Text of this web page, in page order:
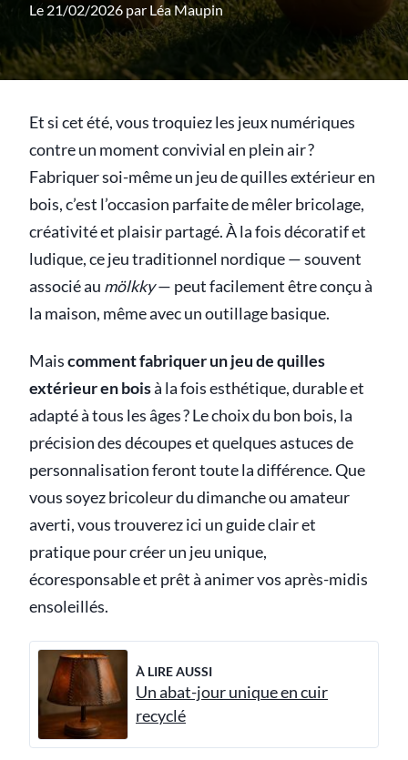
Le 21/02/2026 par Léa Maupin
Et si cet été, vous troquiez les jeux numériques
contre un moment convivial en plein air ?
Fabriquer soi-même un jeu de quilles extérieur en
bois, c’est l’occasion parfaite de mêler bricolage,
créativité et plaisir partagé. À la fois décoratif et
ludique, ce jeu traditionnel nordique — souvent
associé au mölkky— peut facilement être conçu à
la maison, même avec un outillage basique.
Maiscomment fabriquer un jeu de quilles
extérieur en boisà la fois esthétique, durable et
adapté à tous les âges ? Le choix du bon bois, la
précision des découpes et quelques astuces de
personnalisation feront toute la différence. Que
vous soyez bricoleur du dimanche ou amateur
averti, vous trouverez ici un guide clair et
pratique pour créer un jeu unique,
écoresponsable et prêt à animer vos après-midis
ensoleillés.
À LIRE AUSSI
Un abat-jour unique en cuir
recyclé